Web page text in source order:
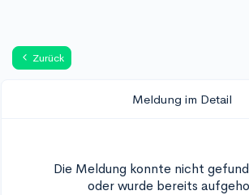
Zurück
Meldung im Detail
Die Meldung konnte nicht
oder wurde bereits